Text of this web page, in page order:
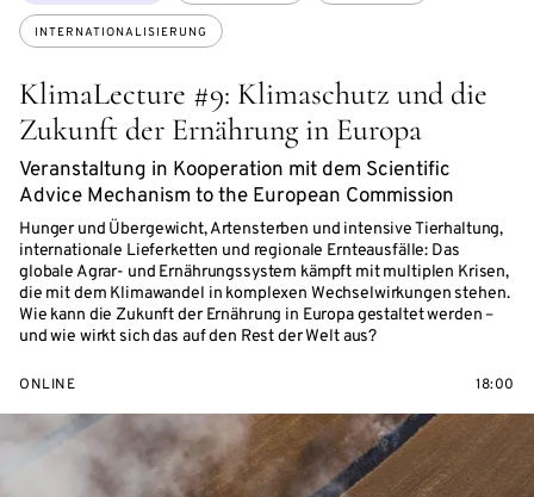
KlimaLecture #9: Klimaschutz und die
Zukunft der Ernährung in Europa
Veranstaltung in Kooperation mit dem Scientific
Advice Mechanism to the European Commission
Hunger und Übergewicht, Artensterben und intensive Tierhaltung,
internationale Lieferketten und regionale Ernteausfälle: Das
globale Agrar- und Ernährungssystem kämpft mit multiplen Krisen,
die mit dem Klimawandel in komplexen Wechselwirkungen stehen.
Wie kann die Zukunft der Ernährung in Europa gestaltet werden –
und wie wirkt sich das auf den Rest der Welt aus?
INTERNATIONALISIERUNG
ONLINE 18:00